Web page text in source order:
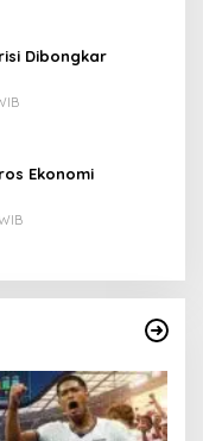
Dibongkar
Ekonomi